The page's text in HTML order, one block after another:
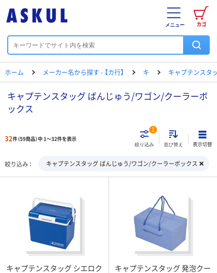
カゴ
メニュー
ホーム メーカー名から探す - 【カ行】 キ キャプテンスタ
キャプテンスタッグ ばんじゅう/ワゴン/クーラーボ
ックス
32件（59商品）中 1～32件を表示
絞り込み
1
並び替え 表示切替
絞り込み キャプテンスタッグ ばんじゅう/ワゴン/クーラーボックス
キャプテンスタッグ シエロク
キャプテンスタッグ 発泡クー